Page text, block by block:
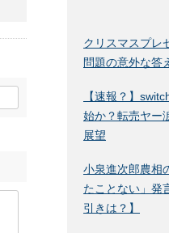
クリスマスプレ
問題の意外な答
【速報？】
始か？転売ヤー
展望
小泉進次郎農相
たことない」発
引きは？】